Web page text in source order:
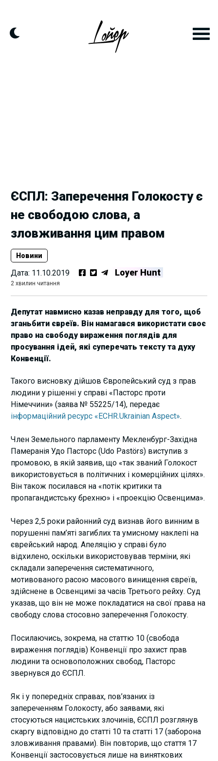
content
ЄСПЛ: Заперечення Голокосту є
не свободою слова, а
зловживання цим правом
Новини
Дата: 11.10.2019 Loyer Hunt
2 хвилин читання
Депутат навмисно казав неправду для того, щоб
зганьбити євреїв. Він намагався використати своє
право на свободу вираження поглядів для
просування ідей, які суперечать тексту та духу
Конвенції.
Такого висновку дійшов Європейський суд з прав
людини у рішенні у справі «Пасторс проти
Німеччини» (заява № 55225/14), передає
інформаційний ресурс «ECHR.Ukrainian Aspect».
Член Земельного парламенту Мекленбург-Західна
Памеранія Удо Пасторс (Udo Pastörs) виступив з
промовою, в якій заявив, що «так званий Голокост
використовується в політичних і комерційних цілях».
Він також посилався на «потік критики та
пропагандистську брехню» і «проекцію Освенцима».
Через 2,5 роки районний суд визнав його винним в
порушенні пам’яті загиблих та умисному наклепі на
єврейський народ. Апеляцію у справі було
відхилено, оскільки використовував терміни, які
складали заперечення систематичного,
мотивованого расою масового винищення євреїв,
здійснене в Освенцимі за часів Третього рейху. Суд
указав, що він не може покладатися на свої права на
свободу слова стосовно заперечення Голокосту.
Посилаючись, зокрема, на статтю 10 (свобода
вираження поглядів) Конвенції про захист прав
людини та основоположних свобод, Пасторс
звернувся до ЄСПЛ.
Як і у попередніх справах, пов’язаних із
запереченням Голокосту, або заявами, які
стосуються нацистських злочинів, ЄСПЛ розглянув
скаргу відповідно до статті 10 та статті 17 (заборона
зловживання правами). Він повторив, що стаття 17
Конвенції застосовується лише на виняткових